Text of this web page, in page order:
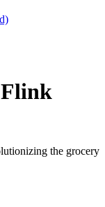
Flink
the grocery